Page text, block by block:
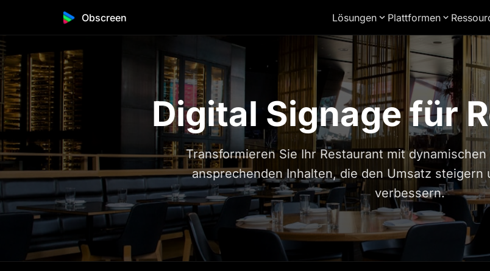
Obscreen Lösungen Plattformen
Digital Signage für
Transformieren Sie Ihr Restaurant mit
ansprechenden Inhalten, die den Umsatz steigern
verbessern.